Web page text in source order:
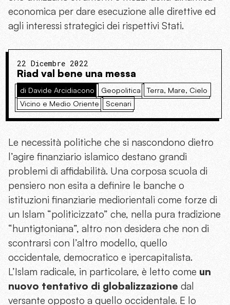
economica per dare esecuzione alle direttive ed
agli interessi strategici dei rispettivi Stati.
22 Dicembre 2022
Riad val bene una messa
di Davide Arcidiacono Geopolitica
Terra, Mare, Cielo
Vicino e Medio Oriente
Scenari
Le necessità politiche che si nascondono dietro
l’agire finanziario islamico destano grandi
problemi di affidabilità. Una corposa scuola di
pensiero non esita a definire le banche o
istituzioni finanziarie mediorientali come forze di
un Islam “politicizzato” che, nella pura tradizione
“huntigtoniana”, altro non desidera che non di
scontrarsi con l’altro modello, quello
occidentale, democratico e ipercapitalista.
L’Islam radicale, in particolare, è letto come un
nuovo tentativo di globalizzazione dal
versante opposto a quello occidentale. E lo